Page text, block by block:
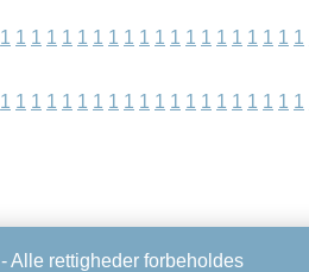
1 1 1 1 1 1 1 1 1 1 1 1 1 1 1 1 1 1 1 1
1 1 1 1 1 1 1 1 1 1 1 1 1 1 1 1 1 1 1 1
- Alle rettigheder forbeholdes